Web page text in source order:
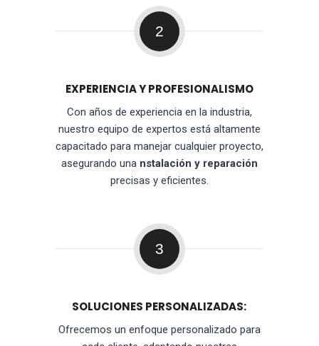
2
EXPERIENCIA Y PROFESIONALISMO
Con años de experiencia en la industria,
nuestro equipo de expertos está altamente
capacitado para manejar cualquier proyecto,
asegurando una nstalación y reparación
precisas y eficientes.
3
SOLUCIONES PERSONALIZADAS:
Ofrecemos un enfoque personalizado para